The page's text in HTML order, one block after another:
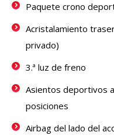
Paquete crono
Acristalamiento
privado)
3.ª luz de freno
Asientos deportivos
posiciones
Airbag del lado del